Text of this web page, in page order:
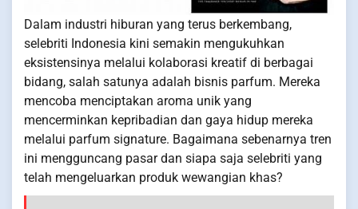
Dalam industri hiburan yang terus berkembang,
selebriti Indonesia kini semakin mengukuhkan
eksistensinya melalui kolaborasi kreatif di berbagai
bidang, salah satunya adalah bisnis parfum. Mereka
mencoba menciptakan aroma unik yang
mencerminkan kepribadian dan gaya hidup mereka
melalui parfum signature. Bagaimana sebenarnya tren
ini mengguncang pasar dan siapa saja selebriti yang
telah mengeluarkan produk wewangian khas?